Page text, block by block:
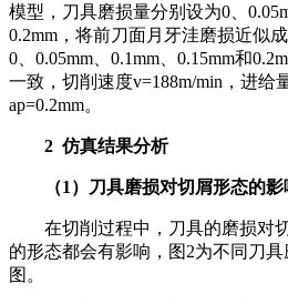
模型，刀具磨损量分别设为0、
0.2mm，将前刀面月牙洼磨损近似
0、0.05mm、0.1mm、0.15mm和
一致，切削速度v=188m/min，进给
ap=0.2mm。
2 仿真结果分析
（1）刀具磨损对切屑形态的影
在切削过程中，刀具的磨损对
的形态都会有影响，图2为不同刀
图。